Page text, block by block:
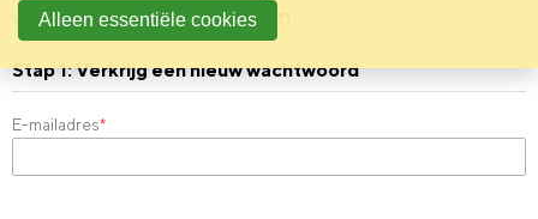
wachtwoord te verkrijgen.
Stap 1: Verkrijg een nieuw wachtwoord
E-mailadres*
Alleen essentiële cookies